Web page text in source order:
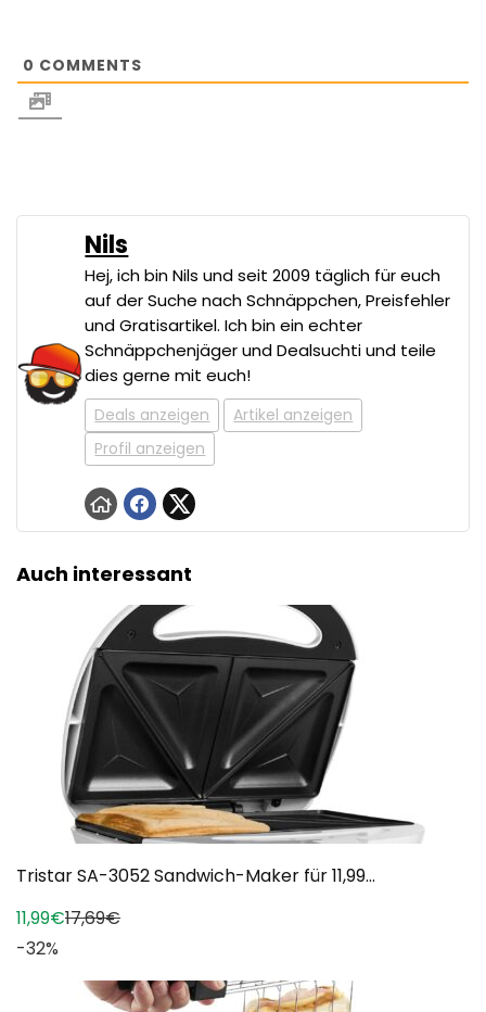
0 COMMENTS
Nils
Hej, ich bin Nils und seit 2009 täglich für euch
auf der Suche nach Schnäppchen, Preisfehler
und Gratisartikel. Ich bin ein echter
Schnäppchenjäger und Dealsuchti und teile
dies gerne mit euch!
Deals anzeigen
Artikel anzeigen
Profil anzeigen
Auch interessant
Tristar SA-3052 Sandwich-Maker für 11,99...
11,99€17,69€
-32%